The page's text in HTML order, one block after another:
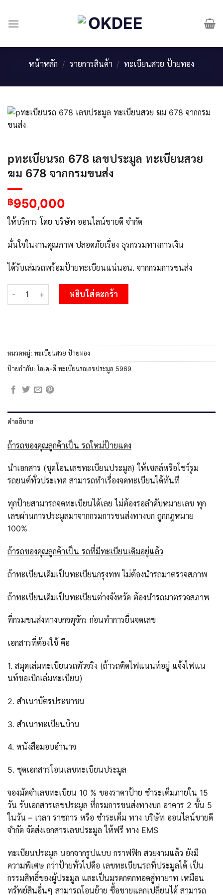
content
หน้าหลัก / รายการสินค้า / ทะเบียนสวย ป้ายทอง
pทะเบียนรถ 678 เลขประมูล ทะเบียนสวย
ฆม 678 จากกรมขนส่ง
฿950,000
ให้บริการ โดย บริษัท ออนไลน์ขายดี จำกัด
มั่นใจในงานคุณภาพ ปลอดภัยเรื่อง ธุรกรรมทางการเงิน
ได้รับเล่มรถพร้อมป้ายทะเบียนแน่นอน. จากกรมการขนส่ง
จำนวน pทะเบียนรถ 678 เลขประมูล ทะเบียนสวย ฆม 678 จากกรม
หยิบใส่ตะกร้า
หมวดหมู่: ทะเบียนสวย ป้ายทอง
ป้ายกำกับ: โอเค-ดี ทะเบียนรถเลขประมูล 5969
คำอธิบาย
ถ้ารถของคุณลูกค้าเป็น รถใหม่ป้ายแดง
นำเอกสาร (ชุดโอนเลขทะเบียนประมูล) ให้เซลล์หรือโชว์รูม
รถยนต์ทั่วประเทศ สามารถทำเรื่องจดทะเบียนได้ทันที
ทุกป้ายสามารถจดทะเบียนได้เลย ไม่ต้องรอลำดับหมายเลข ทุก
เลขผ่านการประมูลมาจากกรมการขนส่งทางบก ถูกกฎหมาย
100%
ถ้ารถของคุณลูกค้าเป็น รถที่มีทะเบียนเดิมอยู่แล้ว
ถ้าทะเบียนเดิมเป็นทะเบียนกรุงทพ ไม่ต้องนำรถมาตรวจสภาพ
ถ้าทะเบียนเดิมเป็นทะเบียนต่างจังหวัด ต้องนำรถมาตรวจสภาพ
ที่กรมขนส่งทางบกจตุจักร ก่อนทำการยื่นจดเลข
เอกสารที่ต้องใช้ คือ
1. สมุดเล่มทะเบียนรถตัวจริง (ถ้ารถติดไฟแนนท์อยู่ แจ้งไฟแน
นท์ขอเบิกเล่มทะเบียน)
2. สำเนาบัตรประชาชน
3. สำเนาทะเบียนบ้าน
4. หนังสือมอบอำนาจ
5. ชุดเอกสารโอนเลขทะเบียนประมูล
จองมัดจำเลขทะเบียน 10 % ของราคาป้าย ชำระเต็มภายใน 15
วัน รับเอกสารเลขประมูล ที่กรมการขนส่งทางบก อาคาร 2 ชั้น 5
ในวัน – เวลา ราชการ หรือ ชำระเต็ม ทาง บริษัท ออนไลน์ขายดี
จำกัด จัดส่งเอกสารเลขประมูล ให้ฟรี ทาง EMS
ทะเบียนประมูล นอกจากรูปแบบ กราฟฟิก สวยงามแล้ว ยังมี
ความพิเศษ กว่าป้ายทั่วไปคือ เลขทะเบียนรถที่ประมูลได้ เป็น
กรรมสิทธิ์ของผู้ประมูล และเป็นมรดกตกทอดสู่ทายาท เหมือน
ทรัพย์สินอื่นๆ สามารถโอนย้าย ซื้อขายแลกเปลี่ยนได้ สามารถ